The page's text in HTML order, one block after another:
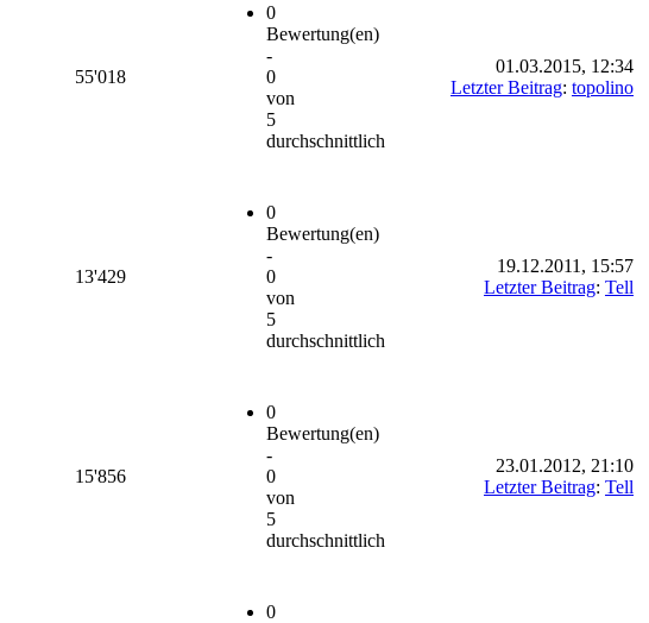
55'018
0
Bewertung(en)
-
0
von
5
durchschnittlich
01.03.2015, 12:34
Letzter Beitrag: topolino
13'429
0
Bewertung(en)
-
0
von
5
durchschnittlich
19.12.2011, 15:57
Letzter Beitrag: Tell
15'856
0
Bewertung(en)
-
0
von
5
durchschnittlich
23.01.2012, 21:10
Letzter Beitrag: Tell
0